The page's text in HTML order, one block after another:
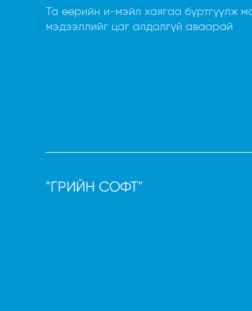
Та өөрийн и-мэйл хаягаа бүртгүүлж
мэдээллийг цаг алдалгүй аваарай
"ГРИЙН СОФТ"